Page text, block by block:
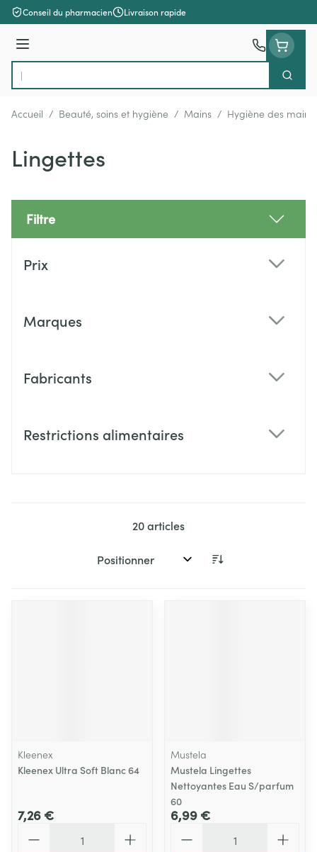
Aller au contenu
Conseil du pharmacien Livraison rapide
Menu
Rechercher
Accueil / Beauté, soins et hygiène / Mains / Hygiène des mains
Lingettes
Filtre
Prix
Marques
Fabricants
Restrictions alimentaires
20articles
Trier par:
Kleenex
Kleenex Ultra Soft Blanc 64
7,26 €
Mustela
Mustela Lingettes
Nettoyantes Eau S/parfum
60
6,99 €